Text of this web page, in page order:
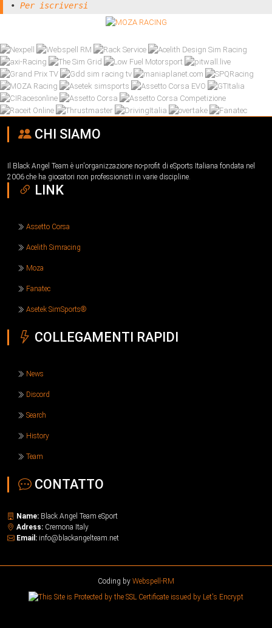
• Per iscriversi
CHI SIAMO
Il Black Angel Team è un'organizzazione no-profit di eSports Italiana fondata nel
2006 che ha giocatori non professionisti in varie discipline.
LINK
Assetto Corsa
Acelith Simracing
Moza
Fanatec
Asetek SimSports®
COLLEGAMENTI RAPIDI
News
Discord
Search
History
Team
CONTATTO
Name: Black Angel Team eSport
Adress: Cremona Italy
Email: info@blackangelteam.net
Coding by Webspell-RM